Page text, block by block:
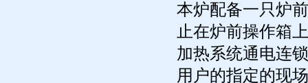
本炉配备一只炉
止在炉前操作箱
加热系统通电连
用户的指定的现